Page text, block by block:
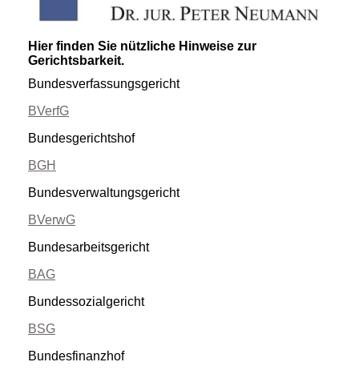
Hier finden Sie nützliche Hinweise zur
Gerichtsbarkeit.
Bundesverfassungsgericht
BVerfG
Bundesgerichtshof
BGH
Bundesverwaltungsgericht
BVerwG
Bundesarbeitsgericht
BAG
Bundessozialgericht
BSG
Bundesfinanzhof